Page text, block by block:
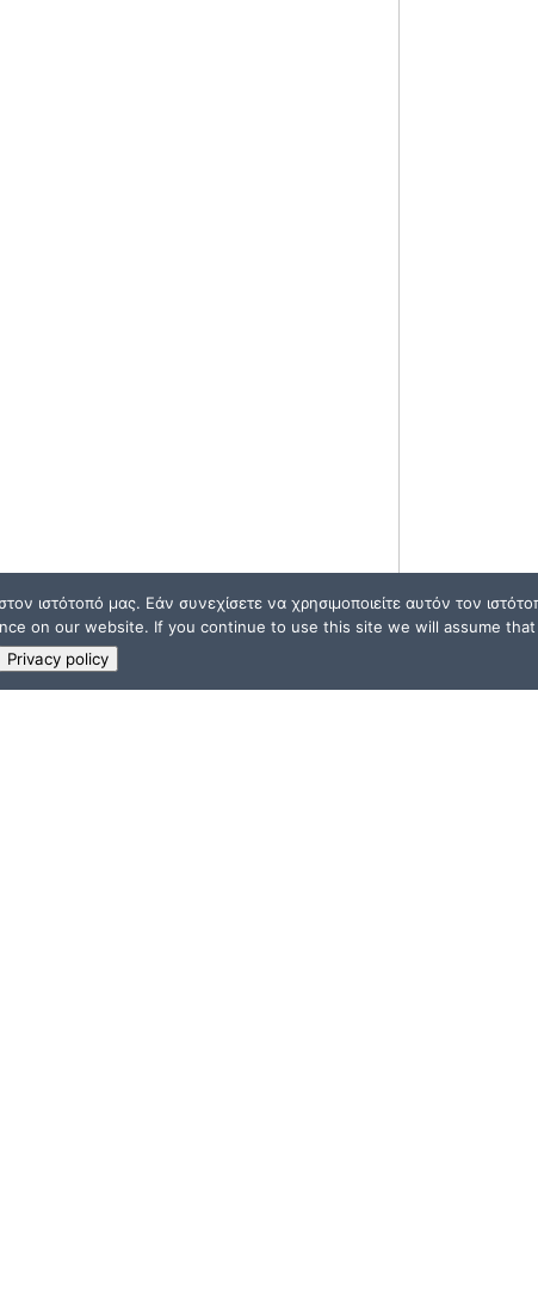
ιστότοπό μας. Εάν συνεχίσετε να χρησιμοποιείτε αυτόν τον
on our website. If you continue to use this site we will assume
Privacy policy